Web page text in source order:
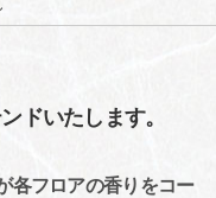
ドいたします。
各フロアの香りをコー